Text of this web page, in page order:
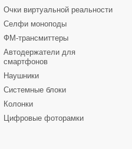
Очки виртуальной реальности
Селфи моноподы
ФМ-трансмиттеры
Автодержатели для
смартфонов
Наушники
Системные блоки
Колонки
Цифровые фоторамки